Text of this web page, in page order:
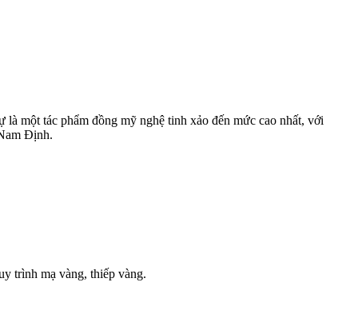
là một tác phẩm đồng mỹ nghệ tinh xảo đến mức cao nhất, với
Định.
trình mạ vàng, thiếp vàng.